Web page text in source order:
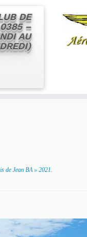
DE
–
AU
de Jean BA » 2021.